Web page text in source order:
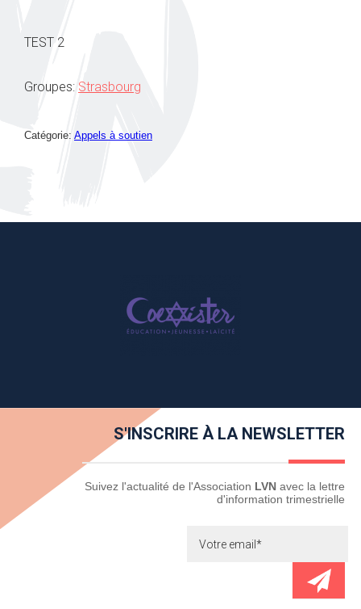
TEST 2
Groupes: Strasbourg
Catégorie: Appels à soutien
S'INSCRIRE À LA NEWSLETTER
Newsletter Suivez l'actualité de l'Association LVN avec la lettre
d'information trimestrielle